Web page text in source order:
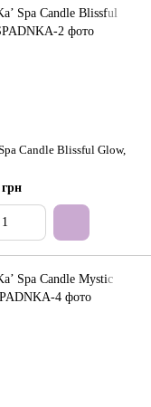
Candle Blissful Glow,
грн